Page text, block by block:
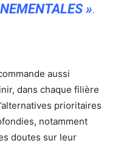
».
aussi
dans chaque filière
prioritaires
notamment
doutes sur leur